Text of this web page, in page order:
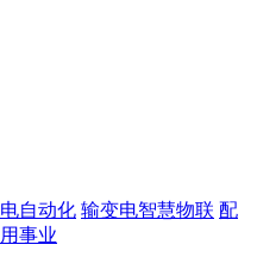
自动化 输变电智慧物联 配
事业